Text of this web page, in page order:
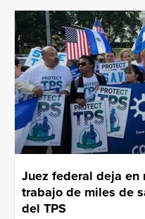
Juez federal deja
trabajo de miles de
del TPS